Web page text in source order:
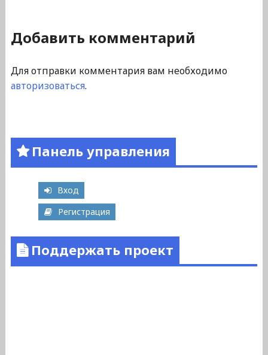
Добавить комментарий
Для отправки комментария вам необходимо
авторизоваться.
Панель управления
Вход
Регистрация
Поддержать проект